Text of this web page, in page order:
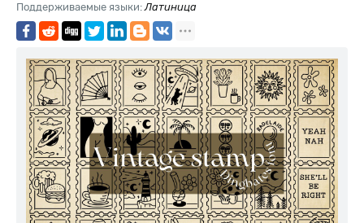
Поддерживаемые языки:Латиница